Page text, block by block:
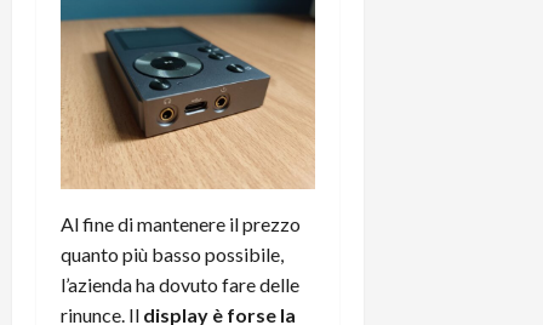
Al fine di mantenere il prezzo
quanto più basso possibile,
l’azienda ha dovuto fare delle
rinunce. Il display è forse la